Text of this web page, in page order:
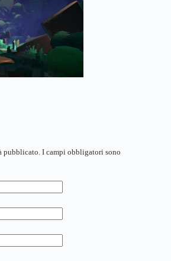
pubblicato. I campi obbligatori sono